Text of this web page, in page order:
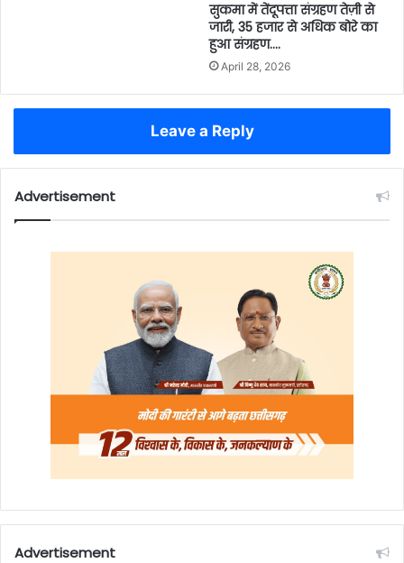
सुकमा में तेंदूपत्ता संग्रहण तेज़ी से
जारी, 35 हजार से अधिक बोरे का
हुआ संग्रहण….
April 28, 2026
Leave a Reply
Advertisement
Advertisement